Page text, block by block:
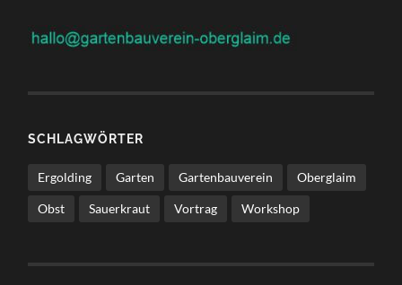
SCHLAGWÖRTER
Ergolding Garten Gartenbauverein Oberglaim
Obst Sauerkraut Vortrag Workshop